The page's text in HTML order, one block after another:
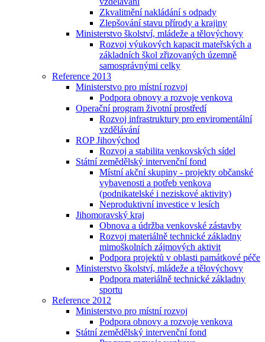
Zkvalitnění nakládání s odpady
Zlepšování stavu přírody a krajiny
Ministerstvo školství, mládeže a tělovýchovy
Rozvoj výukových kapacit mateřských a
základních škol zřizovaných územně
samosprávnými celky
Reference 2013
Ministerstvo pro místní rozvoj
Podpora obnovy a rozvoje venkova
Operační program životní prostředí
Rozvoj infrastruktury pro enviromentální
vzdělávání
ROP Jihovýchod
Rozvoj a stabilita venkovských sídel
Státní zemědělský intervenční fond
Místní akční skupiny - projekty občanské
vybavenosti a potřeb venkova
(podnikatelské i neziskové aktivity)
Neproduktivní investice v lesích
Jihomoravský kraj
Obnova a údržba venkovské zástavby
Rozvoj materiálně technické základny
mimoškolních zájmových aktivit
Podpora projektů v oblasti památkové péče
Ministerstvo školství, mládeže a tělovýchovy
Podpora materiálně technické základny
sportu
Reference 2012
Ministerstvo pro místní rozvoj
Podpora obnovy a rozvoje venkova
Státní zemědělský intervenční fond